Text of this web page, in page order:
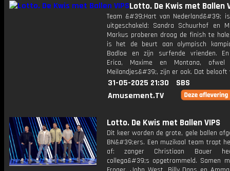
Lotto. De Kwis met Ballen
Team &#39;Hart van Nederland&#39;
uitgeschakeld: Sandra Schuurhof en
Markus proberen droog de finish te
is het de beurt aan olympisch
Badloe en zijn surfende vrienden.
Erica, Maxime en Montana, ofwel
Meilandjes&#39;, zijn er ook. Dat belooft
31-05-2025 21:30
SBS
Amusement.TV
Lotto. De Kwis met Ballen VIPS
Dit keer worden de grote, gele ballen
BN&#39;ers. Een muzikaal team trapt
af: zanger Christiaan Bauer
collega&#39;s opgetrommeld. Samen